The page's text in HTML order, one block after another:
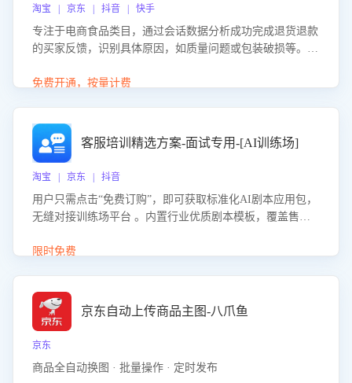
淘宝 | 京东 | 抖音 | 快手
专注于电商食品类目，通过会话数据分析成功完成退货退款
的买家反馈，识别具体原因，如质量问题或包装破损等。结
商家降低退款率，提升售后效率。
免费开通，按量计费
客服培训精选方案-面试专用-[AI训练场]
淘宝 | 京东 | 抖音
用户只需点击“免费订购”，即可获取标准化AI剧本应用包，
无缝对接训练场平台 。内置行业优质剧本模板，覆盖售前
初始化时间，助力企业快速启动智能客服训练
限时免费
京东自动上传商品主图-八爪鱼
京东
商品全自动换图 · 批量操作 · 定时发布